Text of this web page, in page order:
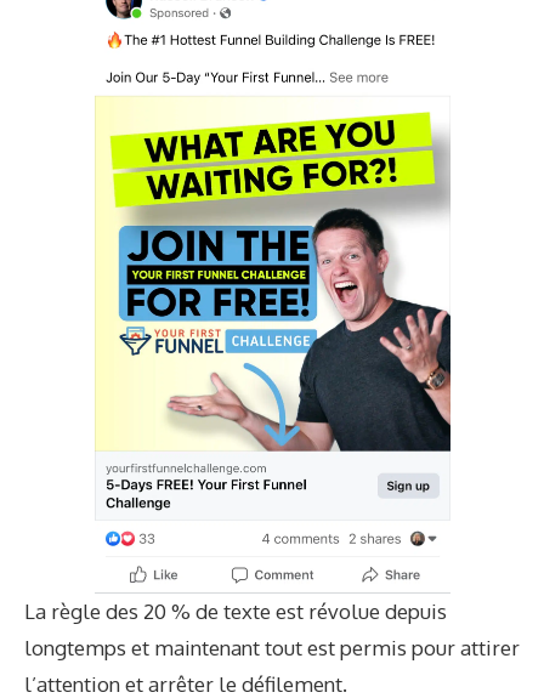
La règle des 20 % de texte est révolue depuis
longtemps et maintenant tout est permis pour attirer
l’attention et arrêter le défilement.